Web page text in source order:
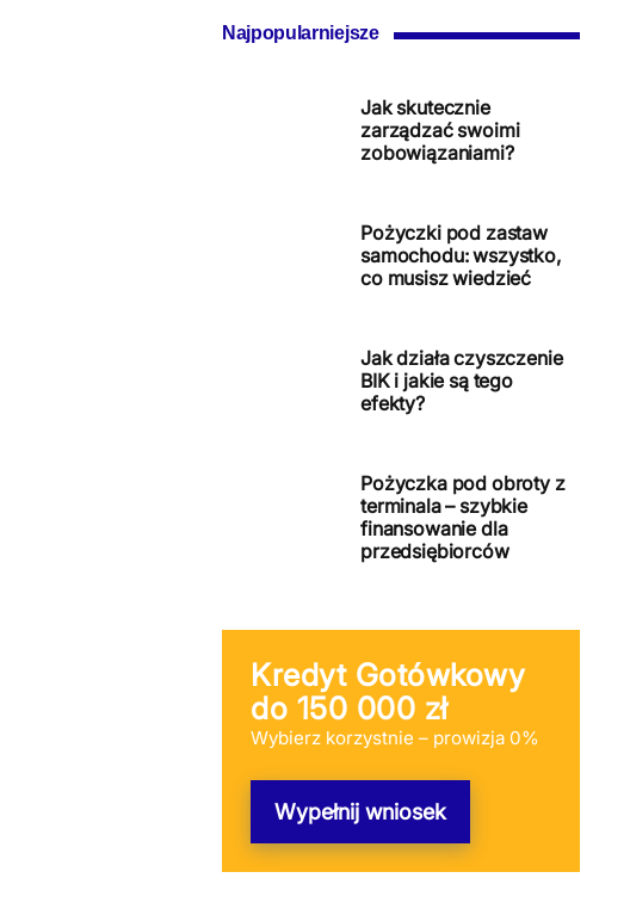
Najpopularniejsze
Jak skutecznie
zarządzać swoimi
zobowiązaniami?
Pożyczki pod zastaw
samochodu: wszystko,
co musisz wiedzieć
Jak działa czyszczenie
BIK i jakie są tego
efekty?
Pożyczka pod obroty z
terminala – szybkie
finansowanie dla
przedsiębiorców
Kredyt Gotówkowy
do 150 000 zł
Wybierz korzystnie – prowizja 0%
Wypełnij wniosek